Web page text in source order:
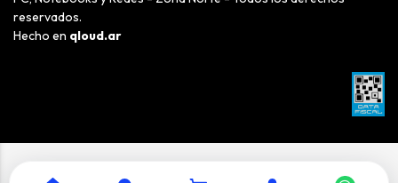
reservados.
Hecho en qloud.ar